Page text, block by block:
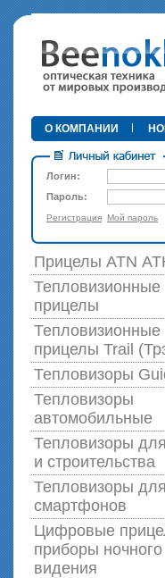
•
О КОМПАНИИ
Логин:
Пароль:
Регистрация Мой пароль
Прицелы ATN
Тепловизионные
прицелы
Тепловизионные
прицелы Trail
Тепловизоры
Тепловизоры
автомобильные
Тепловизоры
и строительства
Тепловизоры для
смартфонов
Цифровые
приборы ночного
видения